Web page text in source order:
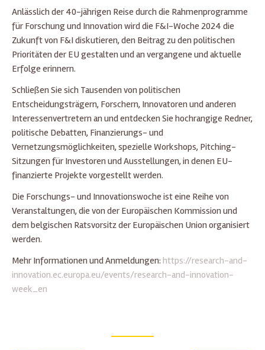
Anlässlich der 40-jährigen Reise durch die Rahmenprogramme
für Forschung und Innovation wird die F&I-Woche 2024 die
Zukunft von F&I diskutieren, den Beitrag zu den politischen
Prioritäten der EU gestalten und an vergangene und aktuelle
Erfolge erinnern.
Schließen Sie sich Tausenden von politischen
Entscheidungsträgern, Forschern, Innovatoren und anderen
Interessenvertretern an und entdecken Sie hochrangige Redner,
politische Debatten, Finanzierungs- und
Vernetzungsmöglichkeiten, spezielle Workshops, Pitching-
Sitzungen für Investoren und Ausstellungen, in denen EU-
finanzierte Projekte vorgestellt werden.
Die Forschungs- und Innovationswoche ist eine Reihe von
Veranstaltungen, die von der Europäischen Kommission und
dem belgischen Ratsvorsitz der Europäischen Union organisiert
werden.
Mehr Informationen und Anmeldungen: https://research-and-
innovation.ec.europa.eu/events/research-and-innovation-
week_en